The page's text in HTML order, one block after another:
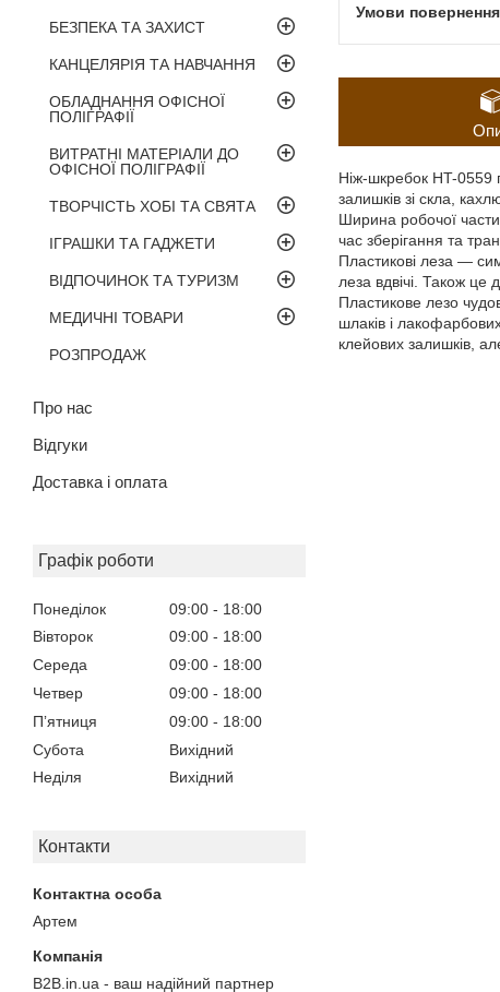
БЕЗПЕКА ТА ЗАХИСТ
КАНЦЕЛЯРІЯ ТА НАВЧАННЯ
ОБЛАДНАННЯ ОФІСНОЇ
ПОЛІГРАФІЇ
ВИТРАТНІ МАТЕРІАЛИ ДО
ОФІСНОЇ ПОЛІГРАФІЇ
ТВОРЧІСТЬ ХОБІ ТА СВЯТА
ІГРАШКИ ТА ГАДЖЕТИ
ВІДПОЧИНОК ТА ТУРИЗМ
МЕДИЧНІ ТОВАРИ
РОЗПРОДАЖ
Про нас
Відгуки
Доставка і оплата
Графік роботи
Понеділок 09:00
18:00
Вівторок
09:00
18:00
Середа
09:00
18:00
Четвер
09:00
18:00
Пʼятниця
09:00
18:00
Субота
Вихідний
Неділя
Вихідний
Контакти
Артем
B2B.in.ua - ваш надійний партнер
Ніж-шкребок HT-0559
залишків зі скла,
Ширина робочої
час зберігання та
Пластикові леза —
леза вдвічі. Також
Пластикове лезо
шлаків і
клейових залишків,